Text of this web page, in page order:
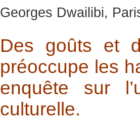
Georges Dwailibi,
Des goûts et
préoccupe les
enquête sur
culturelle.